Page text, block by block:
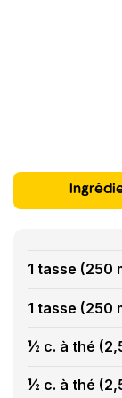
1 tasse (250
1 tasse (250
½ c. à thé
½ c. à thé